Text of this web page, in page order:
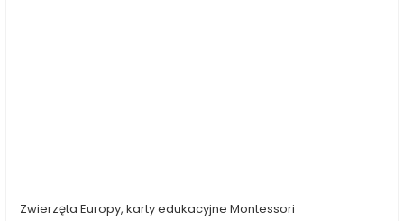
Dodaj do koszyka
Zwierzęta Europy, karty edukacyjne Montessori